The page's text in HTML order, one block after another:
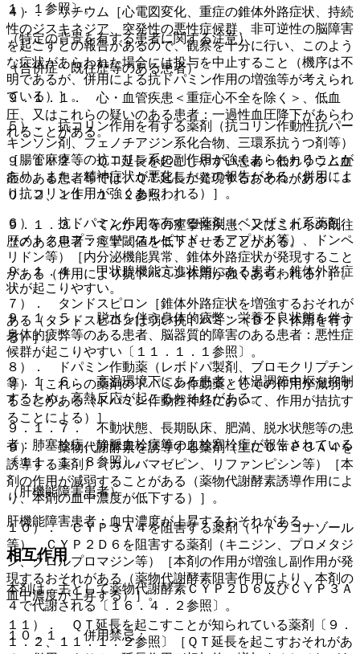
４）． リチウム［心電図変化、重症の錐体外路症状、持続
性のジスキネジア、突発性の悪性症候群、非可逆性の脳障害
を起こすとの報告があるので、観察を十分に行い、このよう
な症状があらわれた場合には投与を中止すること（機序は不
明であるが、併用による抗ドパミン作用の増強等が考えられ
ている）］。
５）． 抗コリン作用を有する薬剤（抗コリン作動性抗パー
キンソン剤、フェノチアジン系化合物、三環系抗うつ剤等）
［腸管麻痺等の抗コリン系の副作用が強くあらわれることが
あり、また、精神症状が悪化したとの報告がある（併用によ
り抗コリン作用が強くあらわれる）］。
６）． 抗ドパミン作用を有する薬剤（ベンザミド系薬剤
（メトクロプラミド、スルピリド、チアプリド等）、ドンペ
リドン等）［内分泌機能異常、錐体外路症状が発現すること
がある（併用により抗ドパミン作用が強くあらわれる）］。
７）． タンドスピロン［錐体外路症状を増強するおそれが
ある（タンドスピロンは弱い抗ドパミン（Ｄ２）作用を有す
る）］。
８）． ドパミン作動薬（レボドパ製剤、ブロモクリプチン
等）［これらの薬剤のドパミン作動薬としての作用が減弱す
ることがある（ドパミン作動性神経において、作用が拮抗す
ることによる）］。
９）． 薬物代謝酵素を誘導する薬剤（主にＣＹＰ３Ａ４を
誘導する薬剤）（カルバマゼピン、リファンピシン等）［本
剤の作用が減弱することがある（薬物代謝酵素誘導作用によ
り、本剤の血中濃度が低下する）］。
１０）． ＣＹＰ３Ａ４を阻害する薬剤（イトラコナゾール
等）、ＣＹＰ２Ｄ６を阻害する薬剤（キニジン、プロメタジ
ン、クロルプロマジン等）［本剤の作用が増強し副作用が発
現するおそれがある（薬物代謝酵素阻害作用により、本剤の
血中濃度が上昇する）］。
１１）． ＱＴ延長を起こすことが知られている薬剤〔９．
１．２、１１．１．２参照〕［ＱＴ延長を起こすおそれがあ
１．１参照〕。
（特定の背景を有する患者に関する注意）
（合併症・既往歴等のある患者）
９．１．１． 心・血管疾患＜重症心不全を除く＞、低血
圧、又はこれらの疑いのある患者：一過性血圧降下があらわ
れることがある。
９．１．２． ＱＴ延長を起こしやすい患者：低カリウム血
症のある患者等では、ＱＴ延長が発現するおそれがある〔１
０．２、１１．１．２参照〕。
９．１．３． てんかん等の痙攣性疾患、又はこれらの既往
歴のある患者：痙攣閾値を低下させることがある。
９．１．４． 甲状腺機能亢進状態にある患者：錐体外路症
状が起こりやすい。
９．１．５． 脱水を伴う身体的疲弊・栄養不良状態を伴う
身体的疲弊等のある患者、脳器質的障害のある患者：悪性症
候群が起こりやすい〔１１．１．１参照〕。
９．１．６． 高温環境下にある患者：体温調節中枢を抑制
するため、高熱反応が起こるおそれがある。
９．１．７． 不動状態、長期臥床、肥満、脱水状態等の患
者：肺塞栓症、静脈血栓症等の血栓塞栓症が報告されている
〔１１．１．８参照〕。
（肝機能障害患者）
肝機能障害患者：血中濃度が上昇するおそれがある。
相互作用
本剤は、主として薬物代謝酵素ＣＹＰ２Ｄ６及びＣＹＰ３Ａ
４で代謝される〔１６．４．２参照〕。
１０．１． 併用禁忌：